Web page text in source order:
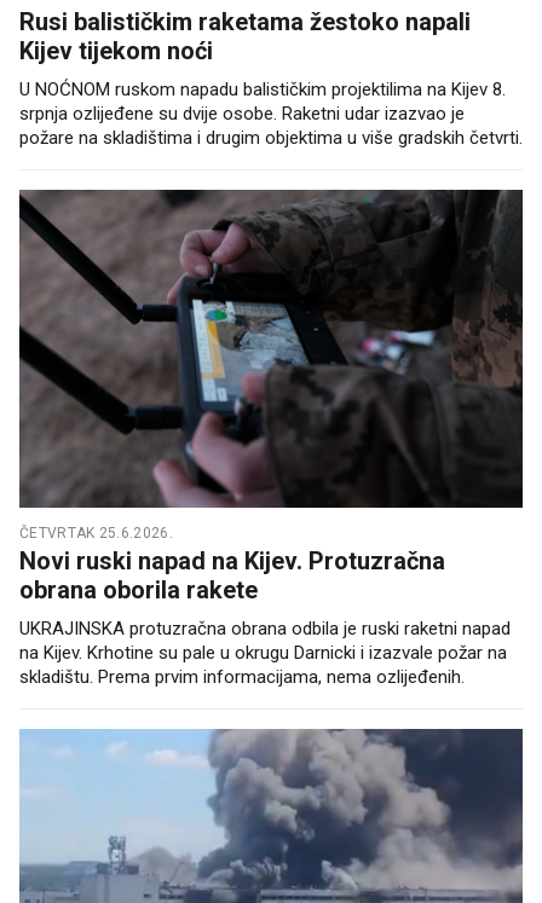
Rusi balističkim raketama žestoko napali
Kijev tijekom noći
U NOĆNOM ruskom napadu balističkim projektilima na Kijev 8.
srpnja ozlijeđene su dvije osobe. Raketni udar izazvao je
požare na skladištima i drugim objektima u više gradskih četvrti.
ČETVRTAK 25.6.2026.
Novi ruski napad na Kijev. Protuzračna
obrana oborila rakete
UKRAJINSKA protuzračna obrana odbila je ruski raketni napad
na Kijev. Krhotine su pale u okrugu Darnicki i izazvale požar na
skladištu. Prema prvim informacijama, nema ozlijeđenih.